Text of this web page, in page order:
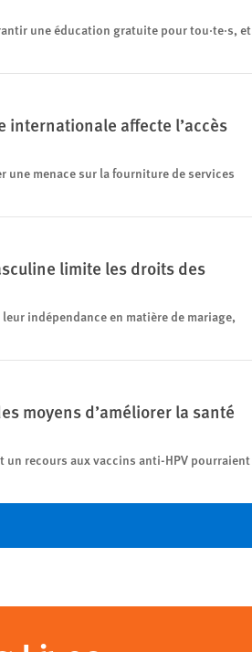
une éducation gratuite pour tou·te·s, et
internationale affecte l’accès
une menace sur la fourniture de services
limite les droits des
indépendance en matière de mariage,
moyens d’améliorer la santé
un recours aux vaccins anti-HPV pourraient